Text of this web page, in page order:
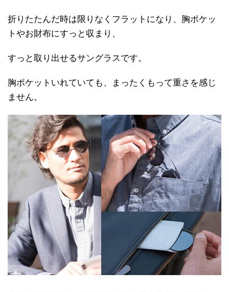
折りたたんだ時は限りなくフラットになり、胸ポケッ
トやお財布にすっと収まり、
すっと取り出せるサングラスです。
胸ポケットいれていても、まったくもって重さを感じ
ません。